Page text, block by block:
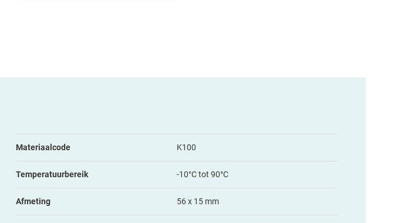
Materiaalcode K100
Temperatuurbereik -10°C tot 90°C
Afmeting 56 x 15 mm